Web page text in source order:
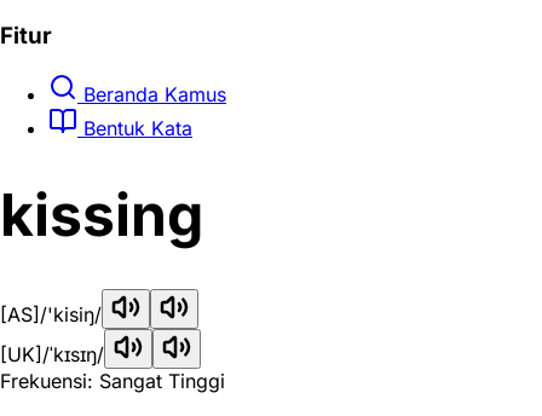
Fitur
Beranda Kamus
Bentuk Kata
kissing
[AS] /'kisiŋ/
[UK] /ˈkɪsɪŋ/
Frekuensi: Sangat Tinggi